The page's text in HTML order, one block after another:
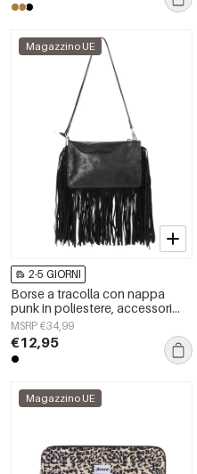
Magazzino UE
2-5 GIORNI
Borse a tracolla con nappa
punk in poliestere, accessori
quotidiani
MSRP €34,99
€12,95
Magazzino UE